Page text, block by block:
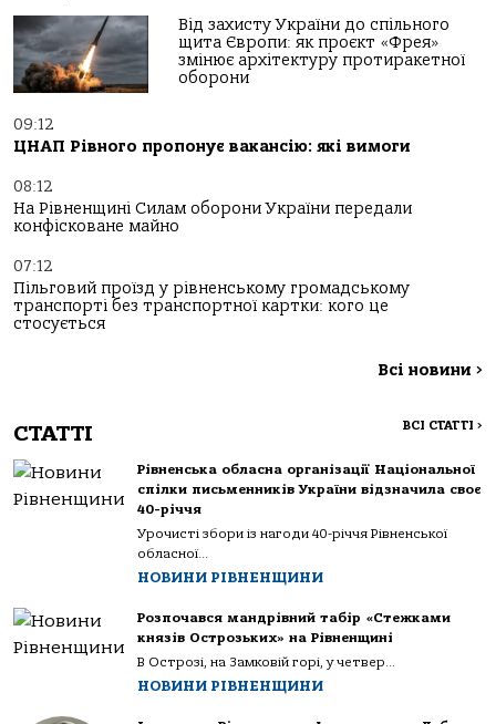
Від захисту України до спільного
щита Європи: як проєкт «Фрея»
змінює архітектуру протиракетної
оборони
09:12
ЦНАП Рівного пропонує вакансію: які вимоги
08:12
На Рівненщині Силам оборони України передали
конфісковане майно
07:12
Пільговий проїзд у рівненському громадському
транспорті без транспортної картки: кого це
стосується
Всі новини >
СТАТТІ ВСІ СТАТТІ >
Рівненська обласна організації Національної
спілки письменників України відзначила своє
40-річчя
Урочисті збори із нагоди 40-річчя Рівненської
обласної...
НОВИНИ РІВНЕНЩИНИ
Розпочався мандрівний табір «Стежками
князів Острозьких» на Рівненщині
В Острозі, на Замковій горі, у четвер...
НОВИНИ РІВНЕНЩИНИ